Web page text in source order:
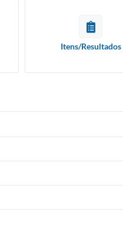
Itens/Resultados